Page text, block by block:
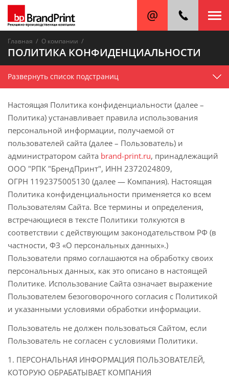
Главная / О компании /
ПОЛИТИКА КОНФИДЕНЦИАЛЬНОСТИ
Развернуть список подстраниц
Настоящая Политика конфиденциальности (далее –
Политика) устанавливает правила использования
персональной информации, получаемой от
пользователей сайта (далее – Пользователь) и
администратором сайта brand-print.ru, принадлежащий
ООО "РПК "БрендПринт", ИНН 2372024809,
ОГРН 1192375005130 (далее — Компания). Настоящая
Политика конфиденциальности применяется ко всем
Пользователям Сайта. Все термины и определения,
встречающиеся в тексте Политики толкуются в
соответствии с действующим законодательством РФ (в
частности, ФЗ «О персональных данных».)
Пользователи прямо соглашаются на обработку своих
персональных данных, как это описано в настоящей
Политике. Использование Сайта означает выражение
Пользователем безоговорочного согласия с Политикой
и указанными условиями обработки информации.
Пользователь не должен пользоваться Сайтом, если
Пользователь не согласен с условиями Политики.
1. ПЕРСОНАЛЬНАЯ ИНФОРМАЦИЯ ПОЛЬЗОВАТЕЛЕЙ,
КОТОРУЮ ОБРАБАТЫВАЕТ КОМПАНИЯ